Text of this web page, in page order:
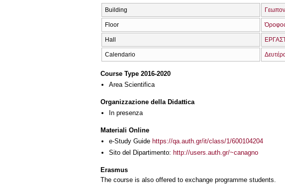
Building
Floor
Hall
Calendario
Course Type 2016-2020
Area Scientifica
Organizzazione della Didattica
In presenza
Materiali Online
e-Study Guide https://qa.auth.gr/it/class/1/600104204
Sito del Dipartimento: http://users.auth.gr/~canagno
Erasmus
The course is also offered to exchange programme students.